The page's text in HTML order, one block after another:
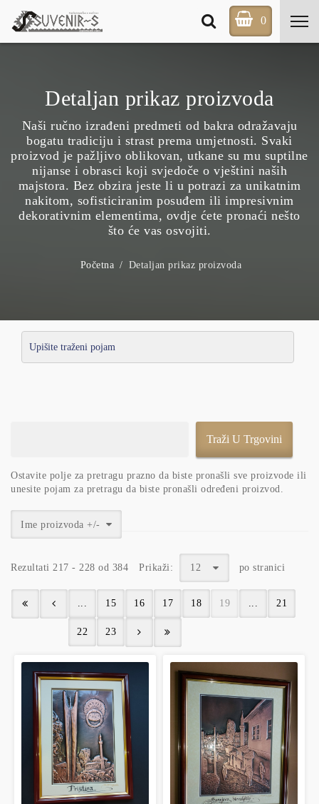
0
Detaljan prikaz proizvoda
Naši ručno izrađeni predmeti od bakra odražavaju
bogatu tradiciju i strast prema umjetnosti. Svaki
proizvod je pažljivo oblikovan, utkane su mu suptilne
nijanse i obrasci koji svjedoče o vještini naših
majstora. Bez obzira jeste li u potrazi za unikatnim
nakitom, sofisticiranim posuđem ili impresivnim
dekorativnim elementima, ovdje ćete pronaći nešto
što će vas osvojiti.
Početna Detaljan prikaz proizvoda
Ostavite polje za pretragu prazno da biste pronašli sve proizvode ili
unesite pojam za pretragu da biste pronašli određeni proizvod.
Ime proizvoda +/-
Rezultati 217 - 228 od 384 Prikaži: 12 po stranici
... 15 16 17 18 19 ... 21
22 23